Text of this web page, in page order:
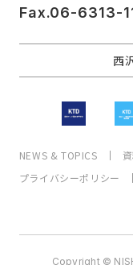
Fax.06-6313-
西
NEWS & TOPICS
プライバシーポリシー
Copyright ©